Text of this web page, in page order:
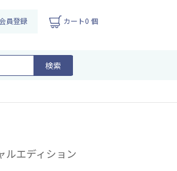
カート0 個
員登録
検索
エディション